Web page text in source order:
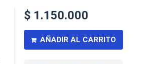
$ 1.150.000
AÑADIR AL CARRITO